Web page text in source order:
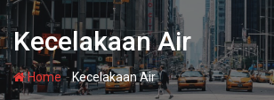
Kecelakaan Air
Home-Kecelakaan Air